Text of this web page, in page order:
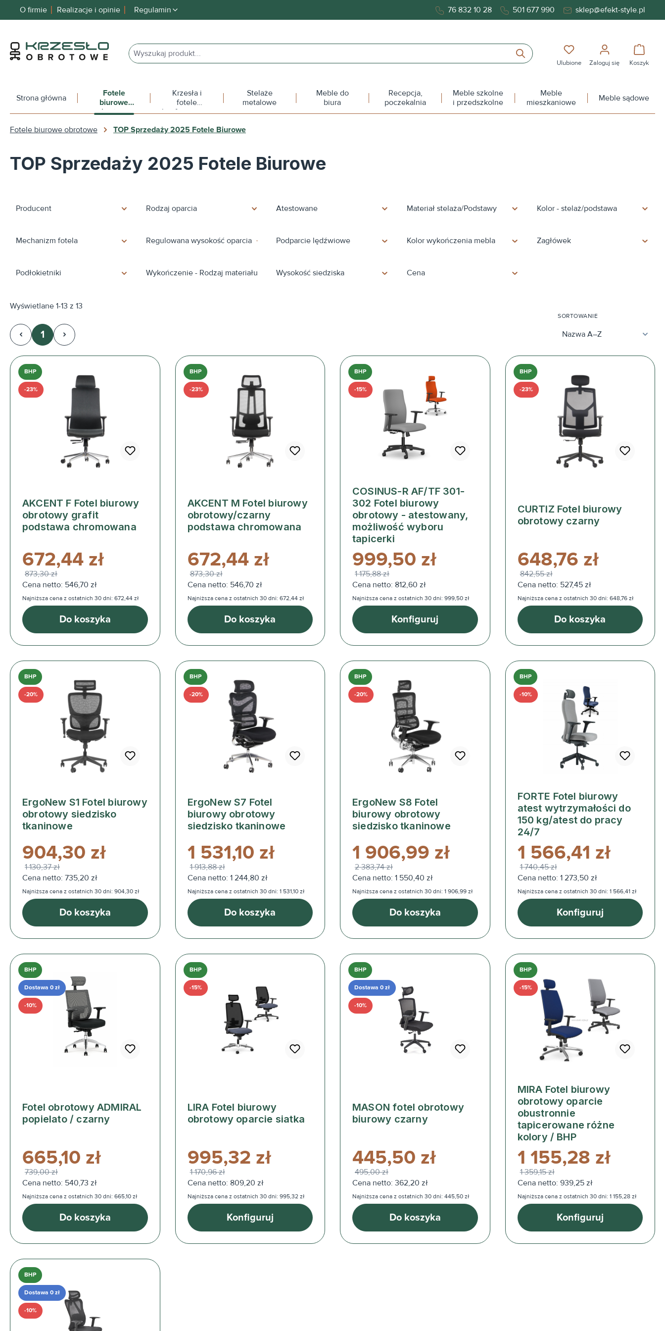
Przejdź do głównej nawigacji
O firmie Realizacje i opinie Regulamin 76 832 10 28 501 677 990 sklep@efekt-style.pl
Masz 0 przedmioty na
Ulubione Zaloguj się Koszyk
Strona główna
Fotele
biurowe
obrotowe
Krzesła i
fotele
konferencyjne
Stelaże
metalowe
Meble do
biura
Recepcja,
poczekalnia
Meble szkolne
i przedszkolne
Meble
mieszkaniowe
Meble sądowe
Fotele biurowe obrotowe TOP Sprzedaży 2025 Fotele Biurowe
TOP Sprzedaży 2025 Fotele Biurowe
Producent Rodzaj oparcia Atestowane Materiał stelaża/Podstawy Kolor - stelaż/podstawa
Mechanizm fotela Regulowana wysokość oparcia Podparcie lędźwiowe Kolor wykończenia mebla Zagłówek
Podłokietniki Wykończenie - Rodzaj materiału Wysokość siedziska Cena
Wyświetlane 1-13 z 13
Strona
1
SORTOWANIE
AKCENT F Fotel biurowy
obrotowy grafit
podstawa chromowana
BHP
-23%
672,44 zł
873,30 zł
Cena netto: 546,70 zł
Najniższa cena z ostatnich 30 dni: 672,44 zł
Do koszyka
AKCENT M Fotel biurowy
obrotowy/czarny
podstawa chromowana
BHP
-23%
672,44 zł
873,30 zł
Cena netto: 546,70 zł
Najniższa cena z ostatnich 30 dni: 672,44 zł
Do koszyka
COSINUS-R AF/TF 301-
302 Fotel biurowy
obrotowy - atestowany,
możliwość wyboru
tapicerki
BHP
-15%
999,50 zł
1 175,88 zł
Cena netto: 812,60 zł
Najniższa cena z ostatnich 30 dni: 999,50 zł
Konfiguruj
CURTIZ Fotel biurowy
obrotowy czarny
BHP
-23%
648,76 zł
842,55 zł
Cena netto: 527,45 zł
Najniższa cena z ostatnich 30 dni: 648,76 zł
Do koszyka
ErgoNew S1 Fotel biurowy
obrotowy siedzisko
tkaninowe
BHP
-20%
904,30 zł
1 130,37 zł
Cena netto: 735,20 zł
Najniższa cena z ostatnich 30 dni: 904,30 zł
Do koszyka
ErgoNew S7 Fotel
biurowy obrotowy
siedzisko tkaninowe
BHP
-20%
1 531,10 zł
1 913,88 zł
Cena netto: 1 244,80 zł
Najniższa cena z ostatnich 30 dni: 1 531,10 zł
Do koszyka
ErgoNew S8 Fotel
biurowy obrotowy
siedzisko tkaninowe
BHP
-20%
1 906,99 zł
2 383,74 zł
Cena netto: 1 550,40 zł
Najniższa cena z ostatnich 30 dni: 1 906,99 zł
Do koszyka
FORTE Fotel biurowy
atest wytrzymałości do
150 kg/atest do pracy
24/7
BHP
-10%
1 566,41 zł
1 740,45 zł
Cena netto: 1 273,50 zł
Najniższa cena z ostatnich 30 dni: 1 566,41 zł
Konfiguruj
Fotel obrotowy ADMIRAL
popielato / czarny
BHP
Dostawa 0 zł
-10%
665,10 zł
739,00 zł
Cena netto: 540,73 zł
Najniższa cena z ostatnich 30 dni: 665,10 zł
Do koszyka
LIRA Fotel biurowy
obrotowy oparcie siatka
BHP
-15%
995,32 zł
1 170,96 zł
Cena netto: 809,20 zł
Najniższa cena z ostatnich 30 dni: 995,32 zł
Konfiguruj
MASON fotel obrotowy
biurowy czarny
BHP
Dostawa 0 zł
-10%
445,50 zł
495,00 zł
Cena netto: 362,20 zł
Najniższa cena z ostatnich 30 dni: 445,50 zł
Do koszyka
MIRA Fotel biurowy
obrotowy oparcie
obustronnie
tapicerowane różne
kolory / BHP
BHP
-15%
1 155,28 zł
1 359,15 zł
Cena netto: 939,25 zł
Najniższa cena z ostatnich 30 dni: 1 155,28 zł
Konfiguruj
BHP
Dostawa 0 zł
-10%